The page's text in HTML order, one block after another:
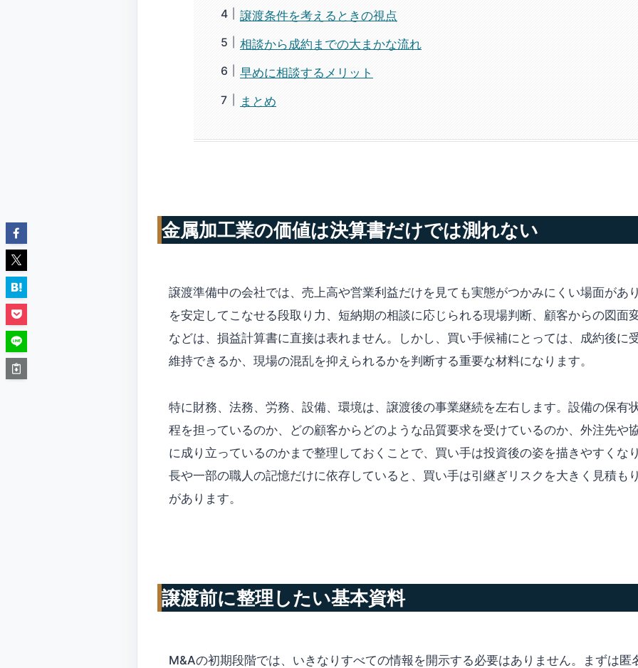
譲渡条件を考えるときの視点
相談から成約までの大まかな流れ
早めに相談するメリット
まとめ
金属加工業の価値は決算書だけでは測れない
譲渡準備中の会社では、売上高や営業利益だけを見ても実態がつかみにくい場面があ
を安定してこなせる段取り力、短納期の相談に応じられる現場判断、顧客からの図面
などは、損益計算書に直接は表れません。しかし、買い手候補にとっては、成約後に
維持できるか、現場の混乱を抑えられるかを判断する重要な材料になります。
特に財務、法務、労務、設備、環境は、譲渡後の事業継続を左右します。設備の保有
程を担っているのか、どの顧客からどのような品質要求を受けているのか、外注先や
に成り立っているのかまで整理しておくことで、買い手は投資後の姿を描きやすくな
長や一部の職人の記憶だけに依存していると、買い手は引継ぎリスクを大きく見積も
があります。
譲渡前に整理したい基本資料
M&Aの初期段階では、いきなりすべての情報を開示する必要はありません。まずは匿